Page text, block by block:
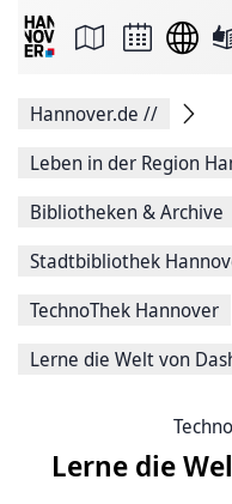
Seite
Facebook
teilen
Seitenlink
Seite
Hannover.de //
Leben in der Region
Bibliotheken & Archive
Stadtbibliothek
TechnoThek Hannover
Lerne die Welt von
Lerne die